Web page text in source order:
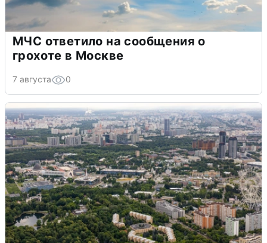
МЧС ответило на сообщения о
грохоте в Москве
7 августа 0